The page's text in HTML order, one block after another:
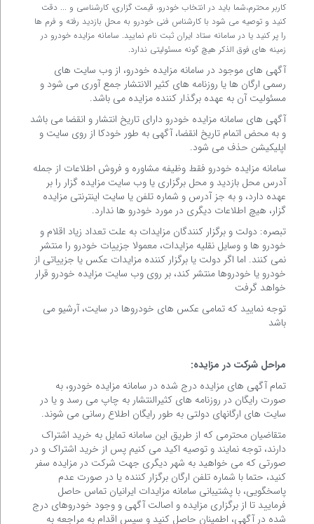
کاربر محترم،شما باید در انتخاب خودرو، قیمت گزاری، کارشناسی و ... دقت
کنید و توصیه می شود با کارشناس فنی خودرو به محل بازدید رفته و فرم ها
را پر کنید یا در سامانه ستاد ایران ثبت نام نمایید. سامانه مزایده خودرو در
زمینه های فوق الذکر هیچ گونه مسئولیتی ندارد.
آگهی های موجود در سامانه مزایده خودرو، از وب سایت های
رسمی ارگان ها یا روزنامه های کثیر الانتشار جمع آوری می شود و
مسئولیت آن به عهده برگذار کننده مزایده می باشد.
آگهی های سامانه مزایده خودرو دارای تاریخ انتشار و انقضا می باشد
و به محض اتمام تاریخ انقضا، آگهی به طور خودکا از روی سایت و
اپلیکیشن حذف می شود.
سامانه مزایده خودرو فقط وظیفه مشاوره و فروش اطلاعات از جمله
آدرس محل بازدید و محل برگزاری یا وب سایت مزایده گزار را بر
عهده دارد، و به جز آدرس و شماره تلفن یا سایت اینترنتی مزایده
گزار، هیچ اطلاعات دیگری در مورد خودرو ها ندارد.
تبصره: دولت و برگزار کنندگان مزایدات به علت تعداد زیاد اقلام و
خودرو ها و وسایل نقلیه مزایدات، معمولا جزییات خودرو را منتشر
نمی کنند. اما اگر دولت یا برگزار کننده مزایدات عکس یا جزییاتی از
خودرو یا خودروها منتشر کند، بر روی وب سایت مزایده خودرو قرار
خواهد گرفت
توجه نمایید که تمامی عکس های خودروها در سایت، آرشیو می
باشد
مراحل شرکت در مزایده:
تمام آگهی های مزایده درج شده در سامانه مزایده خودرو، به
صورت رایگان در روزنامه های کثیرالنتشار به چاپ می رسد و یا در
سایت های ارگانهای دولتی به طور رایگان اطلاع رسانی می شوند.
متقاضیان محترمی که از طریق این سامانه تمایل به خرید اشتراک
دارند، توجه نمایند و توصیه اکید می کنیم پس از خرید اشتراک و در
صورتی که می خواهید به شهر دیگری جهت شرکت در مزایده سفر
کنید، حتما با شماره تلفن ارگان برگزار کننده یا در صورت عدم
پاسخگویی، با پشتیبانی سامانه مزایدات ایرانیان تماس حاصل
فرمایید تا از برگزاری مزایده و اصالت آگهی و وجود خودروهای درج
شده در آگهی، اطمینان حاصل کنید و سپس اقدام به مراجعه به